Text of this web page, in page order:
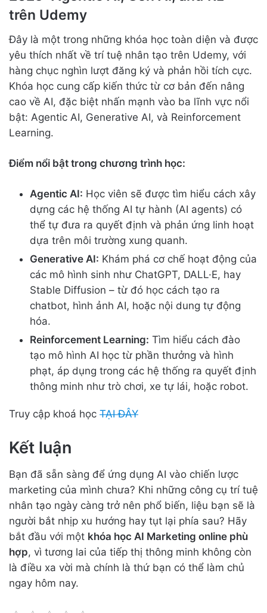
trên Udemy
Đây là một trong những khóa học toàn diện và được
yêu thích nhất về trí tuệ nhân tạo trên Udemy, với
hàng chục nghìn lượt đăng ký và phản hồi tích cực.
Khóa học cung cấp kiến thức từ cơ bản đến nâng
cao về AI, đặc biệt nhấn mạnh vào ba lĩnh vực nổi
bật: Agentic AI, Generative AI, và Reinforcement
Learning.
Điểm nổi bật trong chương trình học:
Agentic AI: Học viên sẽ được tìm hiểu cách xây
dựng các hệ thống AI tự hành (AI agents) có
thể tự đưa ra quyết định và phản ứng linh hoạt
dựa trên môi trường xung quanh.
Generative AI: Khám phá cơ chế hoạt động của
các mô hình sinh như ChatGPT, DALL·E, hay
Stable Diffusion – từ đó học cách tạo ra
chatbot, hình ảnh AI, hoặc nội dung tự động
hóa.
Reinforcement Learning: Tìm hiểu cách đào
tạo mô hình AI học từ phần thưởng và hình
phạt, áp dụng trong các hệ thống ra quyết định
thông minh như trò chơi, xe tự lái, hoặc robot.
Truy cập khoá học TẠI ĐÂY
Kết luận
Bạn đã sẵn sàng để ứng dụng AI vào chiến lược
marketing của mình chưa? Khi những công cụ trí tuệ
nhân tạo ngày càng trở nên phổ biến, liệu bạn sẽ là
người bắt nhịp xu hướng hay tụt lại phía sau? Hãy
bắt đầu với một khóa học AI Marketing online phù
hợp, vì tương lai của tiếp thị thông minh không còn
là điều xa vời mà chính là thứ bạn có thể làm chủ
ngay hôm nay.